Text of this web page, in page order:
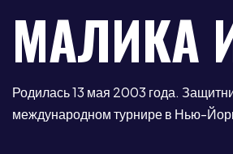
МАЛИКА
Родилась 13 мая 2003 года.
международном турнире в Нью-